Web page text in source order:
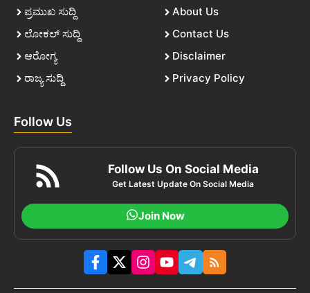
ಪ್ರಮುಖ ಸುದ್ದಿ
ಲೋಕಲ್ ಸುದ್ದಿ
ಆರೋಗ್ಯ
ರಾಜ್ಯ ಸುದ್ದಿ
About Us
Contact Us
Disclaimer
Privacy Policy
Follow Us
Follow Us On Social Media
Get Latest Update On Social Media
Join Now